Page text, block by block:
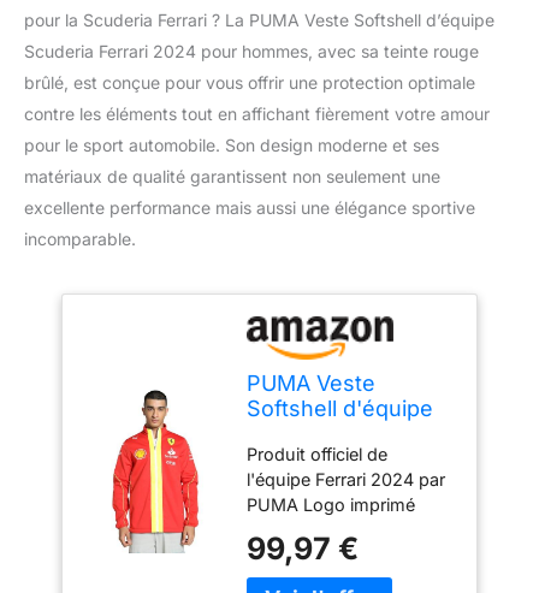
pour la Scuderia Ferrari ? La PUMA Veste Softshell d’équipe
Scuderia Ferrari 2024 pour hommes, avec sa teinte rouge
brûlé, est conçue pour vous offrir une protection optimale
contre les éléments tout en affichant fièrement votre amour
pour le sport automobile. Son design moderne et ses
matériaux de qualité garantissent non seulement une
excellente performance mais aussi une élégance sportive
incomparable.
PUMA Veste
Softshell d'équipe
2024 pour hommes
- Rouge Brûlé -
Taille: XL
Produit officiel de
l'équipe Ferrari 2024 par
PUMA Logo imprimé
poitrine et dans le dos
Logo imprimé PUMA sur
99,97 €